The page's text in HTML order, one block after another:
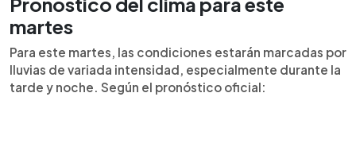
martes
Para este martes, las condiciones estarán marcadas por
lluvias de variada intensidad, especialmente durante la
tarde y noche. Según el pronóstico oficial: